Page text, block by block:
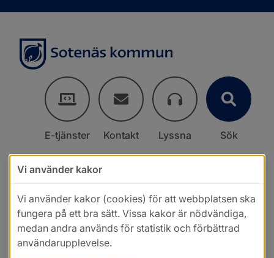
E-tjänster Kontakt Lyssna Sök
Vi använder kakor
Vi använder kakor (cookies) för att webbplatsen ska
fungera på ett bra sätt. Vissa kakor är nödvändiga,
medan andra används för statistik och förbättrad
användarupplevelse.